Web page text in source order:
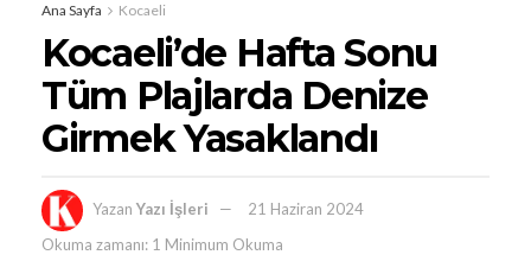
Ana Sayfa Kocaeli
Kocaeli’de Hafta Sonu
Tüm Plajlarda Denize
Girmek Yasaklandı
Yazan Yazı İşleri
21 Haziran 2024
Okuma zamanı: 1 Minimum Okuma